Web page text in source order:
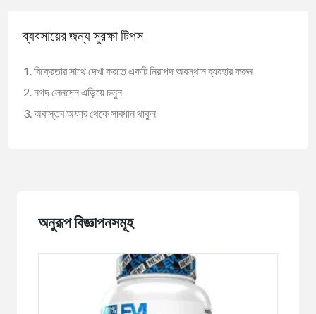
ব্যবসায়ের জন্য সুরক্ষা টিপস
বিক্রেতার সাথে দেখা করতে একটি নিরাপদ অবস্থান ব্যবহার করুন
নগদ লেনদেন এড়িয়ে চলুন
অবাস্তব অফার থেকে সাবধান থাকুন
অনুরূপ বিজ্ঞাপনসমূহ